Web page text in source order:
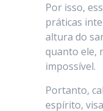
Por isso,
práticas
altura do
quanto ele,
impossível.
Portanto,
espírito,